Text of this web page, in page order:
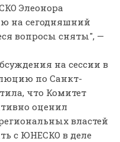
Элеонора
на сегодняшний
вопросы сняты", —
на сессии в
по Санкт-
что Комитет
оценил
властей
с ЮНЕСКО в деле